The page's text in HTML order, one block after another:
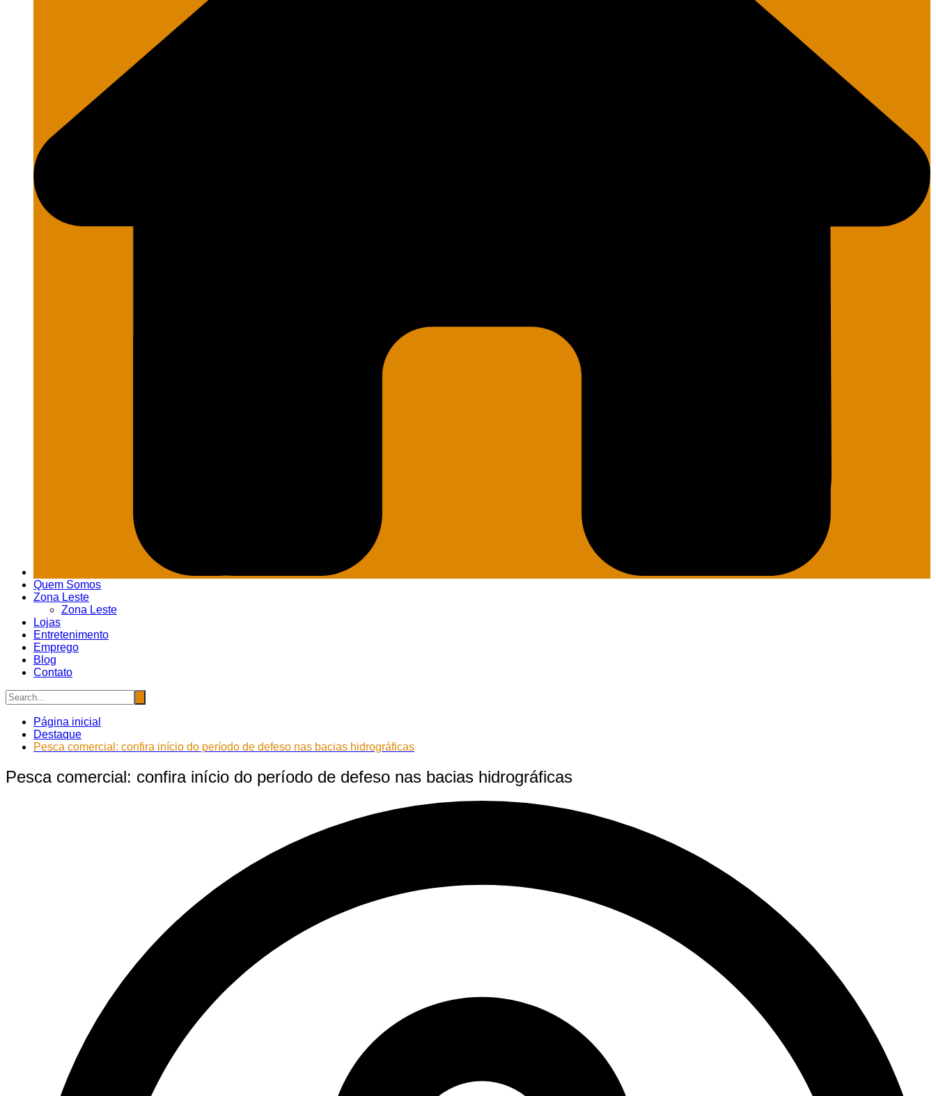
Quem Somos
Zona Leste
Zona Leste
Lojas
Entretenimento
Emprego
Blog
Contato
Página inicial
Destaque
Pesca comercial: confira início do período de defeso nas bacias hidrográficas
Pesca comercial: confira início do período de defeso nas bacias hidrográficas